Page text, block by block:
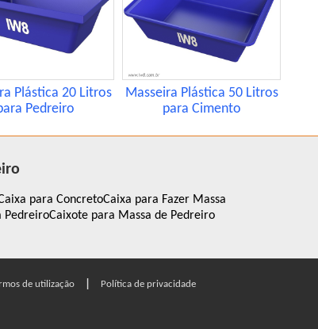
Plástica 20 Litros
Pedreiro
Masseira Plástica 50 Litros
para Cimento
para ConcretoCaixa para Fazer Massa
PedreiroCaixote para Massa de Pedreiro
de utilização Política de privacidade